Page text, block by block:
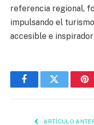
referencia regional,
impulsando el
accesible e
FacebookTwitter
ARTÍCULO